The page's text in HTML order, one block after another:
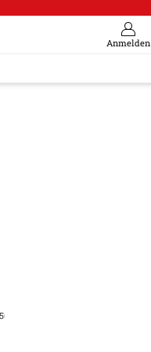
Anmelden